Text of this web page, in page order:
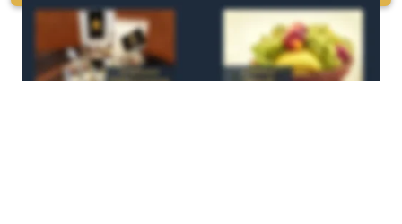
Bei den Zimmerbildern handelt es sich um Beispielbilder!